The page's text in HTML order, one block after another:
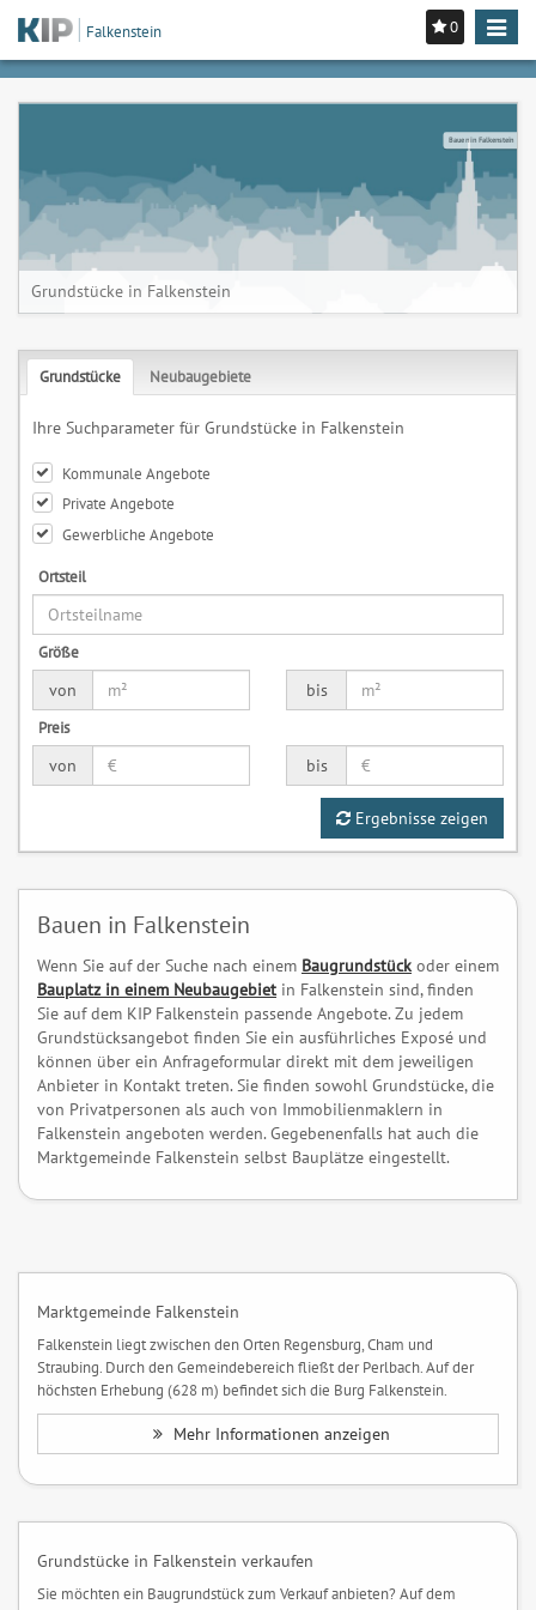
0
Toggle
Falkenstein
Bauen in Falkenstein
Grundstücke in Falkenstein
Grundstücke Neubaugebiete
Ihre Suchparameter für Grundstücke in Falkenstein
Kommunale Angebote
Private Angebote
Gewerbliche Angebote
Ortsteil
Größe
von
bis
Preis
von
bis
Ergebnisse zeigen
Bauen in Falkenstein
Wenn Sie auf der Suche nach einem Baugrundstück oder einem
Bauplatz in einem Neubaugebiet in Falkenstein sind, finden
Sie auf dem KIP Falkenstein passende Angebote. Zu jedem
Grundstücksangebot finden Sie ein ausführliches Exposé und
können über ein Anfrageformular direkt mit dem jeweiligen
Anbieter in Kontakt treten. Sie finden sowohl Grundstücke, die
von Privatpersonen als auch von Immobilienmaklern in
Falkenstein angeboten werden. Gegebenenfalls hat auch die
Marktgemeinde Falkenstein selbst Bauplätze eingestellt.
Marktgemeinde Falkenstein
Falkenstein liegt zwischen den Orten Regensburg, Cham und
Straubing. Durch den Gemeindebereich fließt der Perlbach. Auf der
höchsten Erhebung (628 m) befindet sich die Burg Falkenstein.
Mehr Informationen anzeigen
Grundstücke in Falkenstein verkaufen
Sie möchten ein Baugrundstück zum Verkauf anbieten? Auf dem